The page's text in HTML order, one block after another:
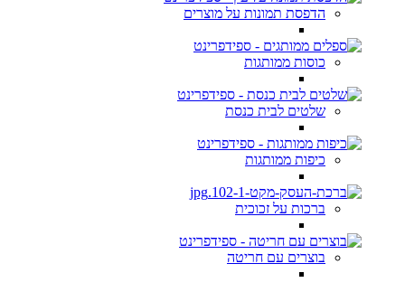
הדפסת תמונות על מוצרים
כוסות ממותגות
שלטים לבית כנסת
כיפות ממותגות
ברכות על זכוכית
בוצרים עם חריטה